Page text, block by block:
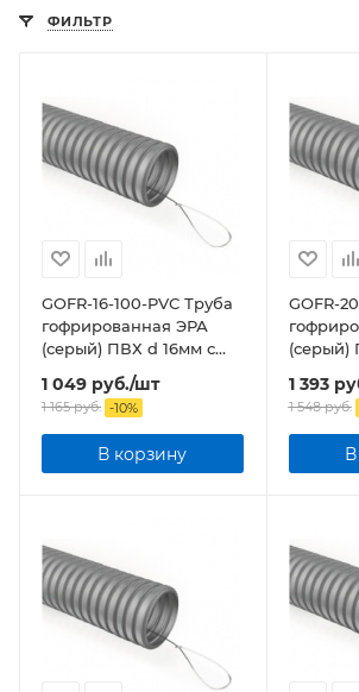
ФИЛЬТР
GOFR-16-100-PVС Труба
гофрированная ЭРА
(серый) ПВХ d 16мм с
зонд. легкая 100м бухта
1 049 руб./шт
1 165руб. -10%
В корзину
GOFR-
(серый)
зонд.
1 393
1 548руб.